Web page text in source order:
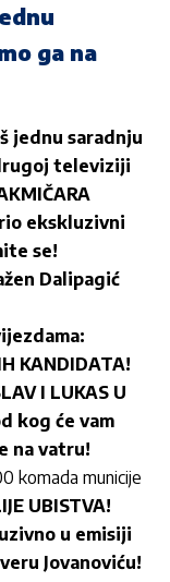
ga na
jednu saradnju
televiziji
ekskluzivni
se!
Dalipagić
KANDIDATA!
I LUKAS U
kog će vam
na vatru!
komada municije
UBISTVA!
u emisiji
Jovanoviću!